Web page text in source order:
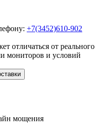
+7(3452)610-902
отличаться от реального
мониторов и условий
мощения